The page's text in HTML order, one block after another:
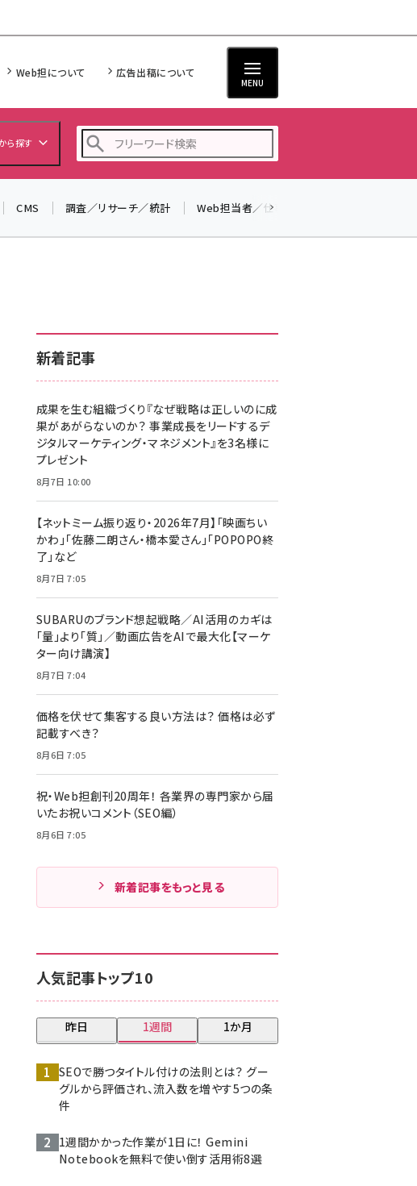
Web担について 広告出稿について
MENU
ら探す
z世代 (1629)
meo (1281)
llmo (1167)
CMS 調査／リサーチ／統計 Web担当者／仕事
新着記事
成果を生む組織づくり『なぜ戦略は正しいのに成
果があがらないのか？ 事業成長をリードするデ
ジタルマーケティング・マネジメント』を3名様に
プレゼント
8月7日 10:00
【ネットミーム振り返り・2026年7月】「映画ちい
かわ」「佐藤二朗さん・橋本愛さん」「POPOPO終
了」など
8月7日 7:05
SUBARUのブランド想起戦略／AI活用のカギは
「量」より「質」／動画広告をAIで最大化【マーケ
ター向け講演】
8月7日 7:04
価格を伏せて集客する良い方法は？ 価格は必ず
記載すべき？
8月6日 7:05
祝・Web担創刊20周年！ 各業界の専門家から届
いたお祝いコメント（SEO編）
8月6日 7:05
新着記事をもっと見る
人気記事トップ10
昨日 1週間 1か月
SEOで勝つタイトル付けの法則とは？ グー
グルから評価され、流入数を増やす5つの条
件
1週間かかった作業が1日に！ Gemini
Notebookを無料で使い倒す活用術8選
ム